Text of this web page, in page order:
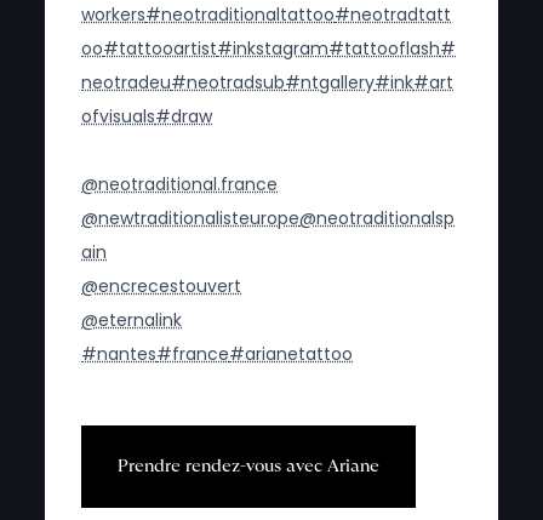
workers#neotraditionaltattoo#neotradtatt
oo#tattooartist#inkstagram#tattooflash#
neotradeu#neotradsub#ntgallery#ink#art
ofvisuals#draw
@neotraditional.france
@newtraditionalisteurope@neotraditionalsp
ain
@encrecestouvert
@eternalink
#nantes#france#arianetattoo
Prendre rendez-vous avec Ariane